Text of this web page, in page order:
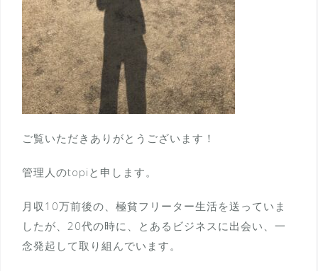
ご覧いただきありがとうございます！
管理人のtopiと申します。
月収10万前後の、極貧フリーター生活を送っていま
したが、20代の時に、とあるビジネスに出会い、一
念発起して取り組んでいます。